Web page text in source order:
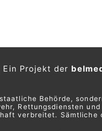
Ein Projekt der
Behörde,
Rettungsdiensten
verbreitet. Sämtliche